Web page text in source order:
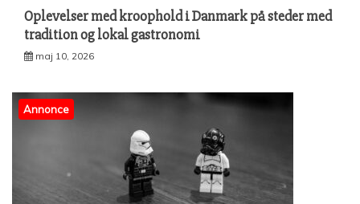
Oplevelser med kroophold i Danmark på steder med
tradition og lokal gastronomi
maj 10, 2026
Annonce